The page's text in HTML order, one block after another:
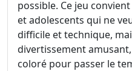
possible. Ce jeu
et adolescents qui ne
difficile et technique,
divertissement
coloré pour passer le